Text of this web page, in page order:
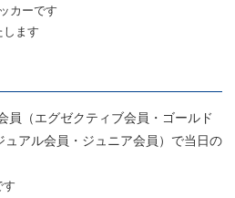
カーです
ます
員（エグゼクティブ会員・ゴールド
アル会員・ジュニア会員）で当日の
す